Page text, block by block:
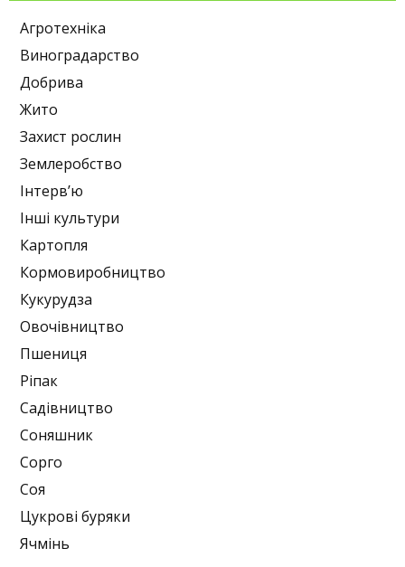
Агротехніка
Виноградарство
Добрива
Жито
Захист рослин
Землеробство
Інтерв’ю
Інші культури
Картопля
Кормовиробництво
Кукурудза
Овочівництво
Пшениця
Ріпак
Садівництво
Соняшник
Сорго
Соя
Цукрові буряки
Ячмінь